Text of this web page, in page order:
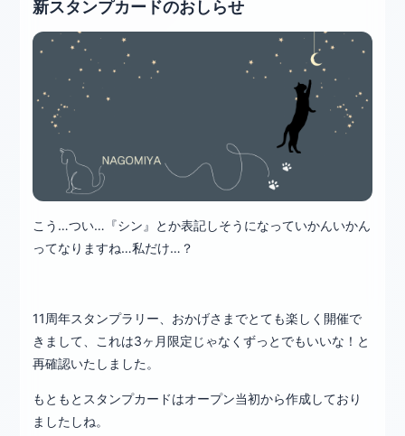
新スタンプカードのおしらせ
こう…つい…『シン』とか表記しそうになっていかんいかん
ってなりますね…私だけ…？
11周年スタンプラリー、おかげさまでとても楽しく開催で
きまして、これは3ヶ月限定じゃなくずっとでもいいな！と
再確認いたしました。
もともとスタンプカードはオープン当初から作成しており
ましたしね。